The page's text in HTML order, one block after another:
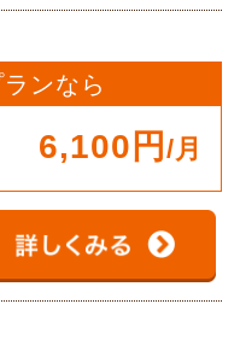
ンなら
6,100円 /月